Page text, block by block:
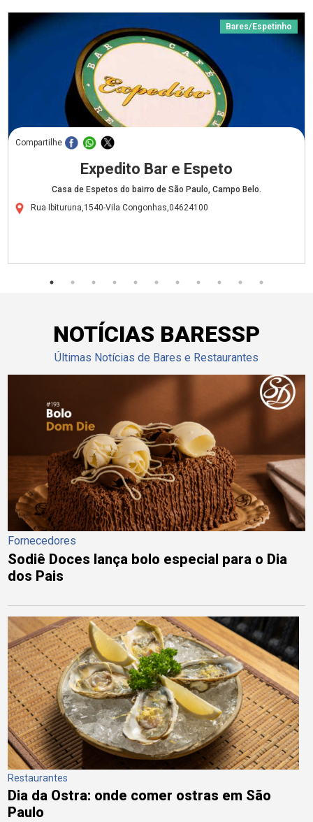
Bares/Espetinho
Compartilhe
Expedito Bar e Espeto
Casa de Espetos do bairro de São Paulo, Campo Belo.
Rua Ibituruna,1540-Vila Congonhas,04624100
NOTÍCIAS BARESSP
Últimas Notícias de Bares e Restaurantes
Fornecedores
Sodiê Doces lança bolo especial para o Dia
dos Pais
Restaurantes
Dia da Ostra: onde comer ostras em São
Paulo